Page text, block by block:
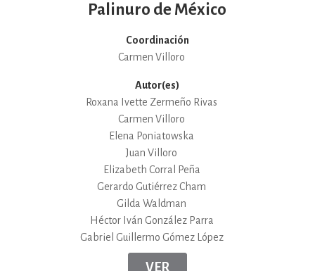
Palinuro de México
Coordinación
Carmen Villoro
Autor(es)
Roxana Ivette Zermeño Rivas
Carmen Villoro
Elena Poniatowska
Juan Villoro
Elizabeth Corral Peña
Gerardo Gutiérrez Cham
Gilda Waldman
Héctor Iván González Parra
Gabriel Guillermo Gómez López
VER